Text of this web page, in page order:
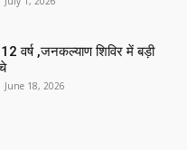
वर्ष ,जनकल्याण शिविर में बड़ी
June 18, 2026